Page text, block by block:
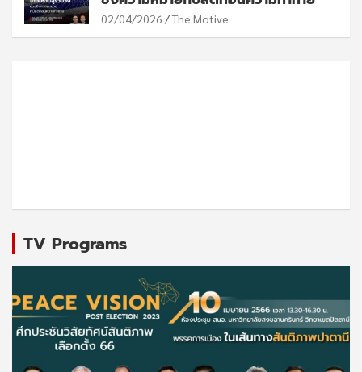
02/04/2026 The Motive
TV Programs